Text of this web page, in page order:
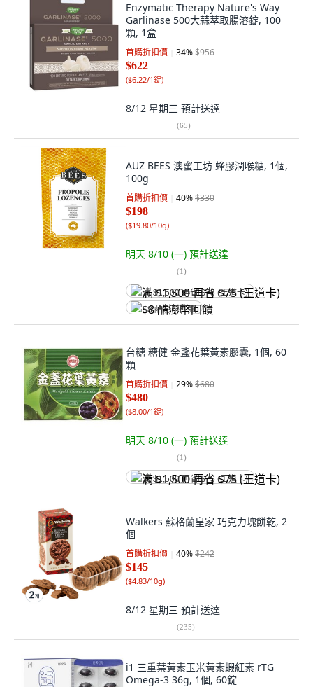
Enzymatic Therapy Nature's Way
Garlinase 500大蒜萃取腸溶錠, 100
顆, 1盒
首購折扣價 34%$956
$622
($6.22/1錠)
8/12 星期三 預計送達
(65)
AUZ BEES 澳蜜工坊 蜂膠潤喉糖, 1個,
100g
首購折扣價 40%$330
$198
($19.80/10g)
明天 8/10 (一) 預計送達
(1)
满 $1,500 再省 $75 (王道卡)
$8 酷澎幣回饋
台糖 糖健 金盞花葉黃素膠囊, 1個, 60
顆
首購折扣價 29%$680
$480
($8.00/1錠)
明天 8/10 (一) 預計送達
(1)
满 $1,500 再省 $75 (王道卡)
Walkers 蘇格蘭皇家 巧克力塊餅乾, 2
個
首購折扣價 40%$242
$145
($4.83/10g)
8/12 星期三 預計送達
(235)
i1 三重葉黃素玉米黃素蝦紅素 rTG
Omega-3 36g, 1個, 60錠